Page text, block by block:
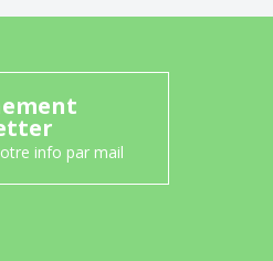
info par mail